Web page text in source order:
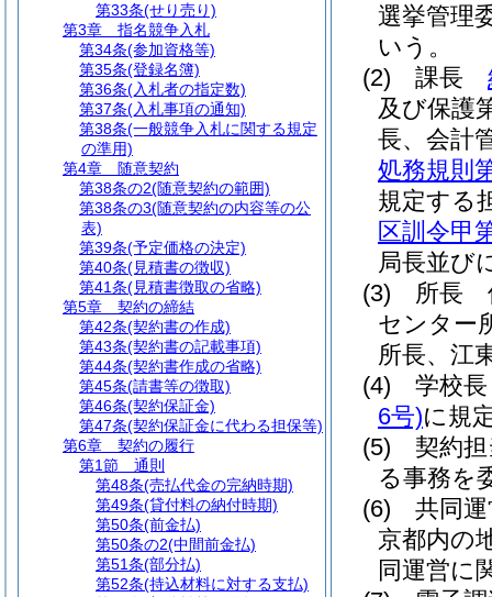
選挙管理
いう。
(2)
課長
及び保護
長、会計
処務規則
規定する
区訓令甲
局長並び
(3)
所長
センター
所長、江
(4)
学校
6号)に規
(5)
契約
る事務を
(6)
共同
京都内の
同運営に
第33条(せり売り)
第3章
指名競争入札
第34条(参加資格等)
第35条(登録名簿)
第36条(入札者の指定数)
第37条(入札事項の通知)
第38条(一般競争入札に関する規定
の準用)
第4章
随意契約
第38条の2(随意契約の範囲)
第38条の3(随意契約の内容等の公
表)
第39条(予定価格の決定)
第40条(見積書の徴収)
第41条(見積書徴取の省略)
第5章
契約の締結
第42条(契約書の作成)
第43条(契約書の記載事項)
第44条(契約書作成の省略)
第45条(請書等の徴取)
第46条(契約保証金)
第47条(契約保証金に代わる担保等)
第6章
契約の履行
第1節
通則
第48条(売払代金の完納時期)
第49条(貸付料の納付時期)
第50条(前金払)
第50条の2(中間前金払)
第51条(部分払)
第52条(持込材料に対する支払)